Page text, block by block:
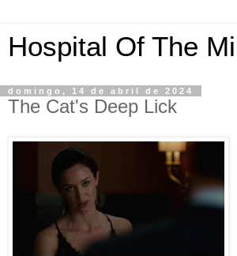
Hospital Of The
domingo, 14 de abril de 2024
The Cat's Deep Lick